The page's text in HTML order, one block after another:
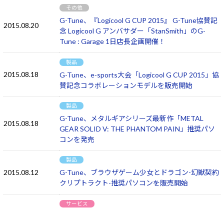
2015.08.20
その他
G-Tune、『Logicool G CUP 2015』 G-Tune協賛記
念 Logicool G アンバサダー「StanSmith」のG-
Tune : Garage 1日店長企画開催！
2015.08.18
製品
G-Tune、e-sports大会「Logicool G CUP 2015」協
賛記念コラボレーションモデルを販売開始
2015.08.18
製品
G-Tune、メタルギアシリーズ最新作「METAL
GEAR SOLID V: THE PHANTOM PAIN」推奨パソ
コンを発売
2015.08.12
製品
G-Tune、ブラウザゲーム少女とドラゴン-幻獣契約
クリプトラクト-推奨パソコンを販売開始
サービス